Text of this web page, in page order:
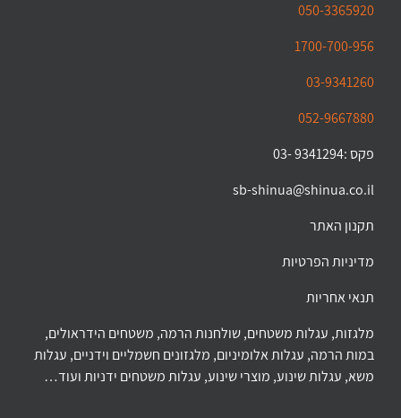
050-3365920
1700-700-956
03-9341260
052-9667880
פקס :9341294 -03
sb-shinua@shinua.co.il
תקנון האתר
מדיניות הפרטיות
תנאי אחריות
מלגזות, עגלות משטחים, שולחנות הרמה, משטחים הידראולים,
במות הרמה, עגלות אלומיניום, מלגזונים חשמליים וידניים, עגלות
משא, עגלות שינוע, מוצרי שינוע, עגלות משטחים ידניות ועוד…